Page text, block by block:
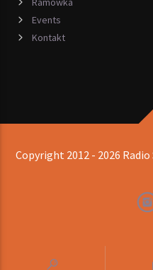
Events
Kontakt
Copyright 2012 - 2026